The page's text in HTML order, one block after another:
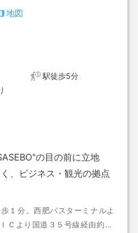
地図
駅徒歩5分
の目の前に立地
、ビジネス・観光の拠点
１分。西肥バスターミナルよ
Ｃより国道３５号線経由約５